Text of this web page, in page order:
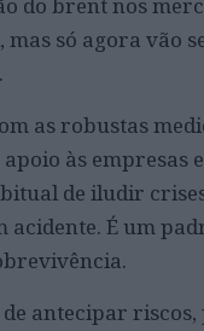
só agora vão
as robustas
às
de iludir
acidente. É um
antecipar